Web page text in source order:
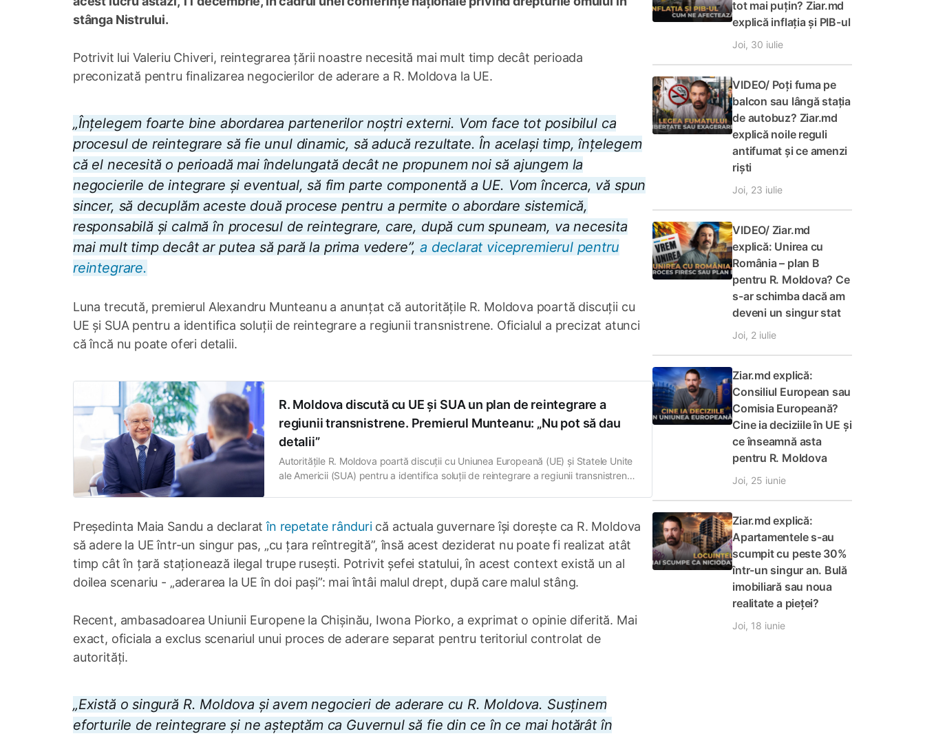
stânga Nistrului.
Potrivit lui Valeriu Chiveri, reintegrarea țării noastre necesită mai mult timp decât perioada
preconizată pentru finalizarea negocierilor de aderare a R. Moldova la UE.
„Înțelegem foarte bine abordarea partenerilor noștri externi. Vom face tot posibilul ca
procesul de reintegrare să fie unul dinamic, să aducă rezultate. În același timp, înțelegem
că el necesită o perioadă mai îndelungată decât ne propunem noi să ajungem la
negocierile de integrare și eventual, să fim parte componentă a UE. Vom încerca, vă spun
sincer, să decuplăm aceste două procese pentru a permite o abordare sistemică,
responsabilă și calmă în procesul de reintegrare, care, după cum spuneam, va necesita
mai mult timp decât ar putea să pară la prima vedere”,a declarat vicepremierul pentru
reintegrare.
Luna trecută, premierul Alexandru Munteanu a anunțat că autoritățile R. Moldova poartă discuții cu
UE și SUA pentru a identifica soluții de reintegrare a regiunii transnistrene. Oficialul a precizat atunci
că încă nu poate oferi detalii.
R. Moldova discută cu UE și SUA un plan de reintegrare a
regiunii transnistrene. Premierul Munteanu: „Nu pot să dau
detalii”
Autoritățile R. Moldova poartă discuții cu Uniunea Europeană (UE) și Statele Unite
ale Americii (SUA) pentru a identifica soluții de reintegrare a regiunii transnistrene.
transmite Realitatea. Fiind întrebat
Președinta Maia Sandu a declaratîn repetate rândurică actuala guvernare își dorește ca R. Moldova
să adere la UE într-un singur pas, „cu țara reîntregită”, însă acest deziderat nu poate fi realizat atât
timp cât în țară staționează ilegal trupe rusești. Potrivit șefei statului, în acest context există un al
doilea scenariu - „aderarea la UE în doi pași”: mai întâi malul drept, după care malul stâng.
Recent, ambasadoarea Uniunii Europene la Chișinău, Iwona Piorko, a exprimat o opinie diferită. Mai
exact, oficiala a exclus scenariul unui proces de aderare separat pentru teritoriul controlat de
autorități.
„Există o singură R. Moldova și avem negocieri de aderare cu R. Moldova. Susținem
eforturile de reintegrare și ne așteptăm ca Guvernul să fie din ce în ce mai hotărât în
tot mai puțin? Ziar.md
explică inflația și PIB-ul
Joi, 30 iulie
VIDEO/ Poți fuma pe
balcon sau lângă stația
de autobuz? Ziar.md
explică noile reguli
antifumat și ce amenzi
riști
Joi, 23 iulie
VIDEO/ Ziar.md
explică: Unirea cu
România – plan B
pentru R. Moldova? Ce
s-ar schimba dacă am
deveni un singur stat
Joi, 2 iulie
Ziar.md explică:
Consiliul European sau
Comisia Europeană?
Cine ia deciziile în UE și
ce înseamnă asta
pentru R. Moldova
Joi, 25 iunie
Ziar.md explică:
Apartamentele s-au
scumpit cu peste 30%
într-un singur an. Bulă
imobiliară sau noua
realitate a pieței?
Joi, 18 iunie